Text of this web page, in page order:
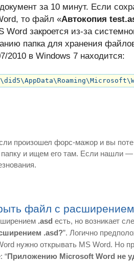
за 10 минут. Если
то файл «Автокопия
Word закроется из-за
папка для хранения
2010 в Windows 7 находится:
произошел форс-мажор и вы
и ищем его там. Если нашли —
файл с
.asd есть, но возникает
.asd?”. Логично
нужно открывать MS Word. Но
“Приложению Microsoft Word не